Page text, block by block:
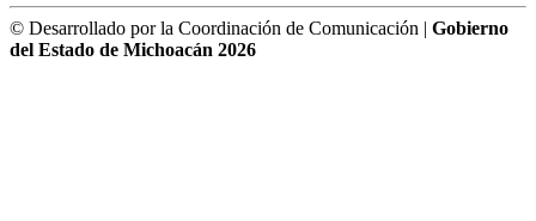
© Desarrollado por la Coordinación de Comunicación | Gobierno
del Estado de Michoacán 2026